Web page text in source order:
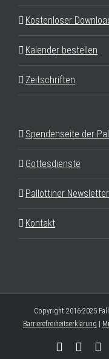
Kostenloser
Kalender bestellen
Zeitschriften
Spendenseite der
Gottesdienste
Pallottiner Newsletter
Kontakt
Copyright 2016-2025
Barrierefreiheitserklärung
Facebook